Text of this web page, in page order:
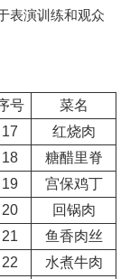
表演训练和观众
号
菜名
17
红烧肉
18
糖醋里脊
19
宫保鸡丁
20
回锅肉
21
鱼香肉丝
22
水煮牛肉